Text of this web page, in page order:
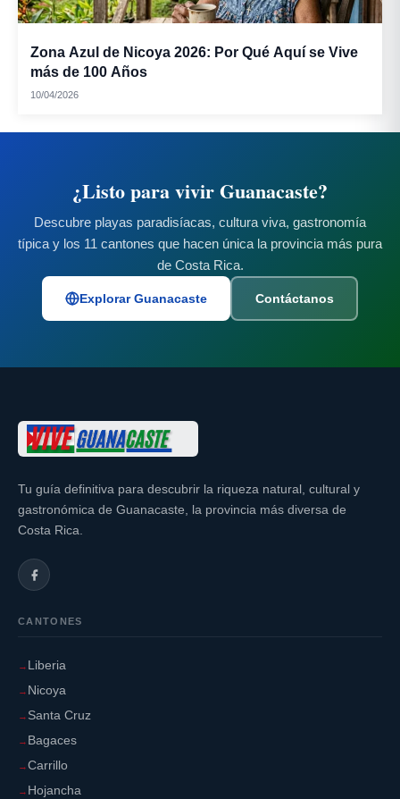
Zona Azul de Nicoya 2026: Por Qué Aquí se Vive
más de 100 Años
10/04/2026
¿Listo para vivir Guanacaste?
Descubre playas paradisíacas, cultura viva, gastronomía
típica y los 11 cantones que hacen única la provincia más pura
de Costa Rica.
Explorar Guanacaste Contáctanos
Tu guía definitiva para descubrir la riqueza natural, cultural y
gastronómica de Guanacaste, la provincia más diversa de
Costa Rica.
CANTONES
Liberia
Nicoya
Santa Cruz
Bagaces
Carrillo
Hojancha